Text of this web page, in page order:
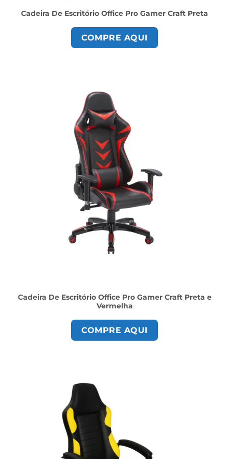
Cadeira De Escritório Office Pro Gamer Craft Preta
COMPRE AQUI
Cadeira De Escritório Office Pro Gamer Craft Preta e
Vermelha
COMPRE AQUI